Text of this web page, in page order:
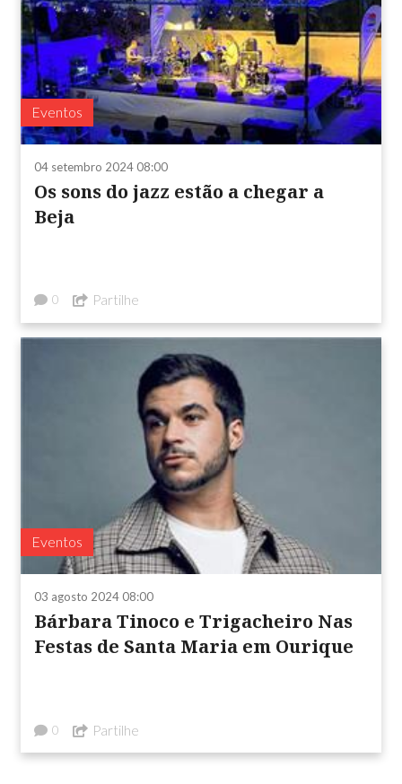
Eventos
04 setembro 2024 08:00
Os sons do jazz estão a chegar a
Beja
0 Partilhe
Eventos
03 agosto 2024 08:00
Bárbara Tinoco e Trigacheiro Nas
Festas de Santa Maria em Ourique
0 Partilhe